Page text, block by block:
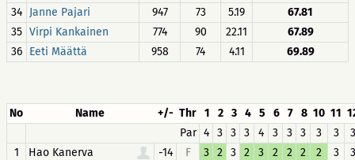
34 Janne Pajari 947 73 5.19
67.81
35 Virpi Kankainen 774 90 22.11
67.89
36 Eeti Määttä 958 74 4.11 69.89
No Name +/- Thr 1 2 3 4 5 6 7 8 10 11
Par 4 3 3 3 4 3 3 3 3 3
3
1
Hao Kanerva -14 F 3 2 3 2 3 2 2 2 2 3
3